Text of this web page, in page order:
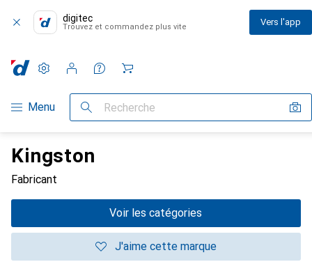
digitec
Trouvez et commandez plus vite Vers l'app
Navigation par catégorie
Menu Recherche
Paramètres
Compte client
Listes de comparaison
Listes d'envies
Panier
Kingston
Fabricant
Voir les catégories
J'aime cette marque